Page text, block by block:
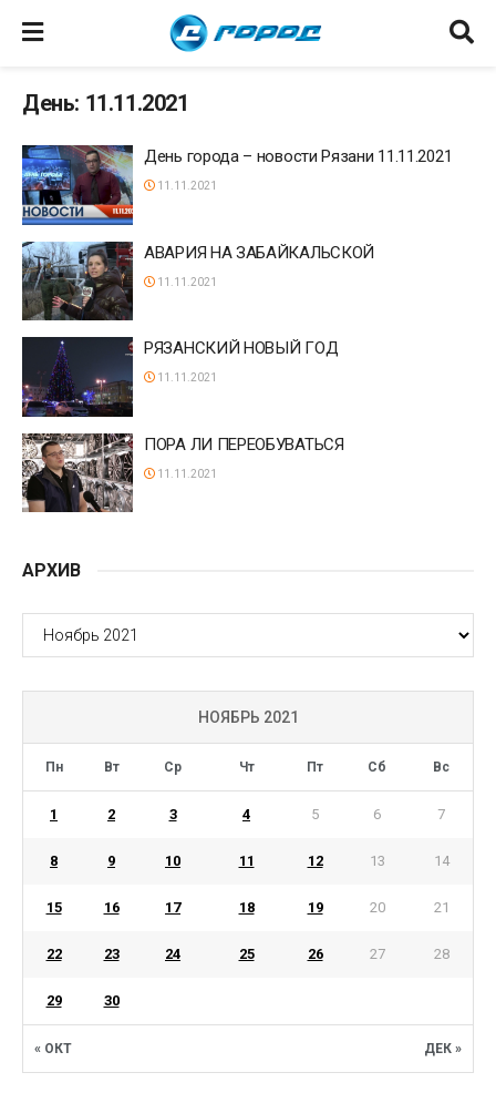
День: 11.11.2021
День города – новости Рязани 11.11.2021
11.11.2021
АВАРИЯ НА ЗАБАЙКАЛЬСКОЙ
11.11.2021
РЯЗАНСКИЙ НОВЫЙ ГОД
11.11.2021
ПОРА ЛИ ПЕРЕОБУВАТЬСЯ
11.11.2021
АРХИВ
АРХИВ
НОЯБРЬ 2021
Пн Вт Ср Чт Пт Сб Вс
« ОКТ ДЕК »
1 2 3 4 5 6 7
8 9 10 11 12 13 14
15 16 17 18 19 20 21
22 23 24 25 26 27 28
29 30